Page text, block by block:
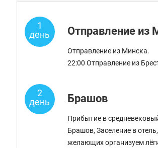
1
день
Отправление из
Отправление из Минска.
22:00 Отправление из
2
день
Брашов
Прибытие в
Брашов, Заселение в
желающих организуем